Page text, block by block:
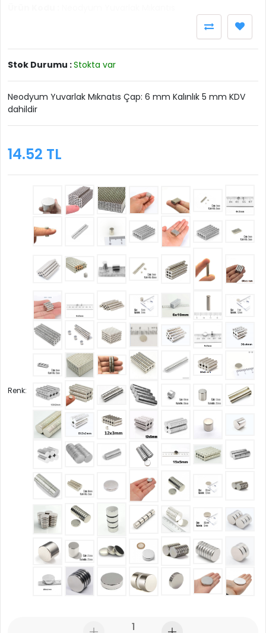
Stok Durumu :Stokta var
Neodyum Yuvarlak Mıknatıs Çap: 6 mm Kalınlık 5 mm KDV
dahildir
14.52 TL
Renk: